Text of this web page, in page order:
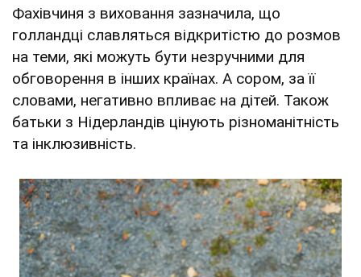
Фахівчиня з виховання зазначила, що
голландці славляться відкритістю до розмов
на теми, які можуть бути незручними для
обговорення в інших країнах. А сором, за її
словами, негативно впливає на дітей. Також
батьки з Нідерландів цінують різноманітність
та інклюзивність.